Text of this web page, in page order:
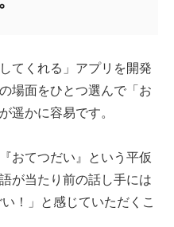
てくれる」アプリを開発
場面をひとつ選んで「お
遥かに容易です。
おてつだい』という平仮
が当たり前の話し手には
！」と感じていただくこ